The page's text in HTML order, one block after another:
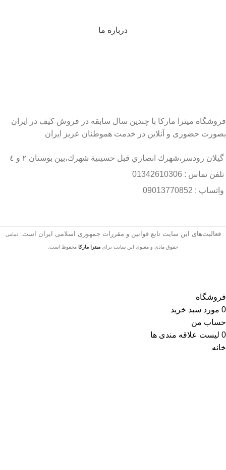
درباره ما
فروشگاه میترا مارکا با چندین سال سابقه در فروش کیف در ایران
بصورت حضوری و آنلاین در خدمت هموطنان عزیز ایران
گيلان رودسر،شهرك انصاري قبل حسينية شهرك،بين بوستان ٢ و ٤
تلفن تماس : 01342610306
واتساپ : 09013770852
فعاليت‌های اين سايت تابع قوانين و مقررات جمهوری اسلامی ايران است. تمامی
حقوق مادی و معنوی این سایت برای میترا مارکا محفوظ است.
فروشگاه
0 مورد سبد خرید
حساب من
0 لیست علاقه مندی ها
خانه